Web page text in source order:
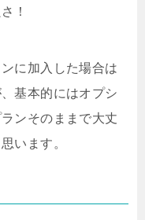
！
に加入した場合は
基本的にはオプシ
ンそのままで大丈
います。